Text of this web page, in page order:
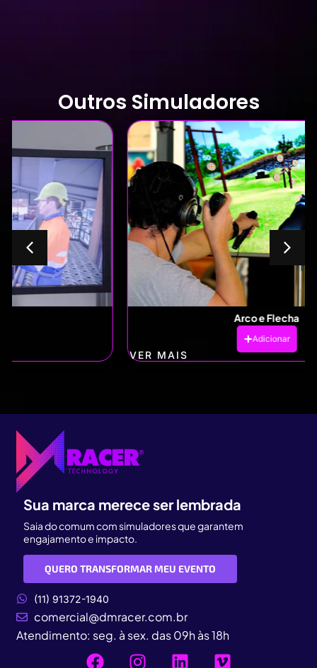
Outros Simuladores
VER MAIS
Sua marca merece ser lembrada
Saia do comum com simuladores que garantem
engajamento e impacto.
QUERO TRANSFORMAR MEU EVENTO
(11) 91372-1940
comercial@dmracer.com.br
Atendimento: seg. à sex. das 09h às 18h